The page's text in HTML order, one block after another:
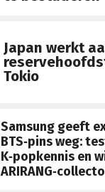
Japan werkt
Tokio
Samsung geeft
BTS‑pins weg:
K‑popkennis en